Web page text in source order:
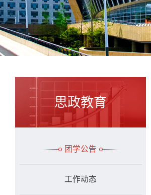
思政教育
团学公告
工作动态